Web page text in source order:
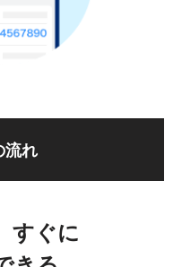
流れ
すぐに